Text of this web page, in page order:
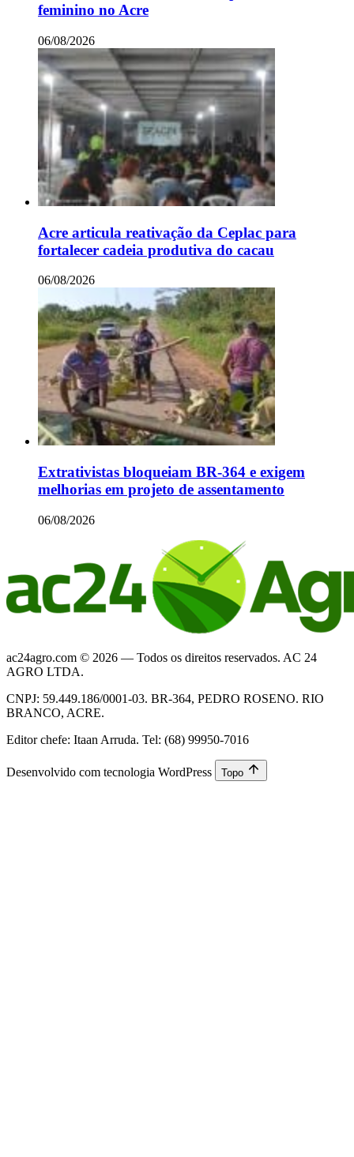
feminino no Acre
06/08/2026
Acre articula reativação da Ceplac para
fortalecer cadeia produtiva do cacau
06/08/2026
Extrativistas bloqueiam BR-364 e exigem
melhorias em projeto de assentamento
06/08/2026
ac24agro.com © 2026 — Todos os direitos reservados. AC 24
AGRO LTDA.
CNPJ: 59.449.186/0001-03. BR-364, PEDRO ROSENO. RIO
BRANCO, ACRE.
Editor chefe: Itaan Arruda. Tel: (68) 99950-7016
Desenvolvido com tecnologia WordPress Topo